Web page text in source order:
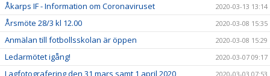
Åkarps IF - Information om Coronaviruset 2020-03-13 13:14
Årsmöte 28/3 kl 12.00 2020-03-08 15:35
Anmälan till fotbollsskolan är öppen 2020-03-08 15:29
Ledarmötet igång! 2020-03-07 09:17
Lagfotografering den 31 mars samt 1 april 2020 2020-03-03 07:53